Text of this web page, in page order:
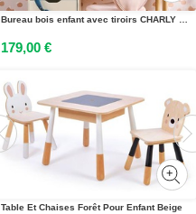
Bureau bois enfant avec tiroirs CHARLY blanc
179,00 €
Table Et Chaises Forêt Pour Enfant Beige